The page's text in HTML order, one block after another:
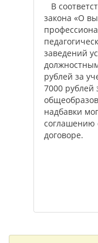
В
закона «О
заведений
рублей за
7000 рублей
надбавки
соглашению
договоре.